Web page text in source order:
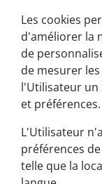
Les cookies
d'améliorer la
de
de mesurer
l'Utilisateur un
et préférences.
L'Utilisateur
préférences
telle que la